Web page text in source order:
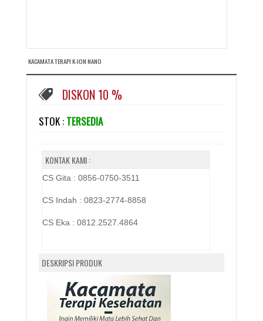
KACAMATA TERAPI K-ION NANO
DISKON 10 %
STOK : TERSEDIA
KONTAK KAMI :
CS Gita : 0856-0750-3511
CS Indah : 0823-2774-8858
CS Eka : 0812.2527.4864
DESKRIPSI PRODUK